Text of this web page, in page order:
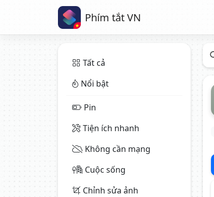
Phím tắt VN
Tất cả
Nổi bật
Pin
Tiện ích nhanh
Không cần mạng
Cuộc sống
Chỉnh sửa ảnh